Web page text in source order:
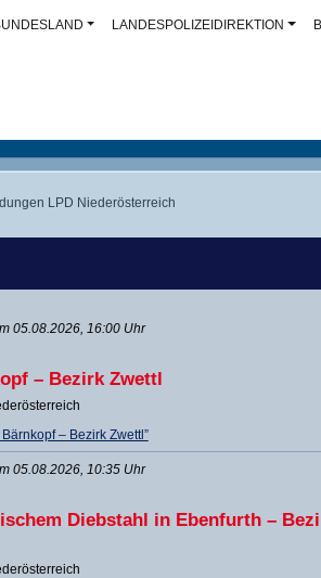
LANDESPOLIZEIDIREKTION
LPD Niederösterreich
05.08.2026, 16:00 Uhr
– Bezirk Zwettl
– Bezirk Zwettl”
05.08.2026, 10:35 Uhr
Diebstahl in Ebenfurth –